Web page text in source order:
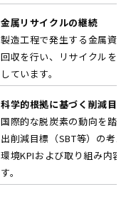
金属リサイクルの継続
製造工程で発生する金属資
回収を行い、リサイクルを
しています。
科学的根拠に基づく削減目標
国際的な脱炭素の動向を踏
出削減目標（SBT等）の考え
環境KPIおよび取り組み内容
す。